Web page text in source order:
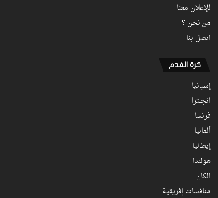
للإعلان معنا
من نحن ؟
اتصل بنا
كرة القدم
إسبانيا
انجلترا
فرنسا
ألمانيا
إيطاليا
هولندا
الكان
منافسات إفريقية